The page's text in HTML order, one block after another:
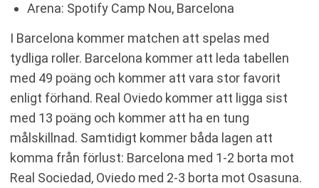
Arena: Spotify Camp Nou, Barcelona
I Barcelona kommer matchen att spelas med
tydliga roller. Barcelona kommer att leda tabellen
med 49 poäng och kommer att vara stor favorit
enligt förhand. Real Oviedo kommer att ligga sist
med 13 poäng och kommer att ha en tung
målskillnad. Samtidigt kommer båda lagen att
komma från förlust: Barcelona med 1-2 borta mot
Real Sociedad, Oviedo med 2-3 borta mot Osasuna.